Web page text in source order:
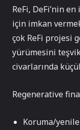
ReFi, DeFi’nin
için imkan
çok ReFi projesi
yürümesini
civarlarında
Regenerative
Koruma/